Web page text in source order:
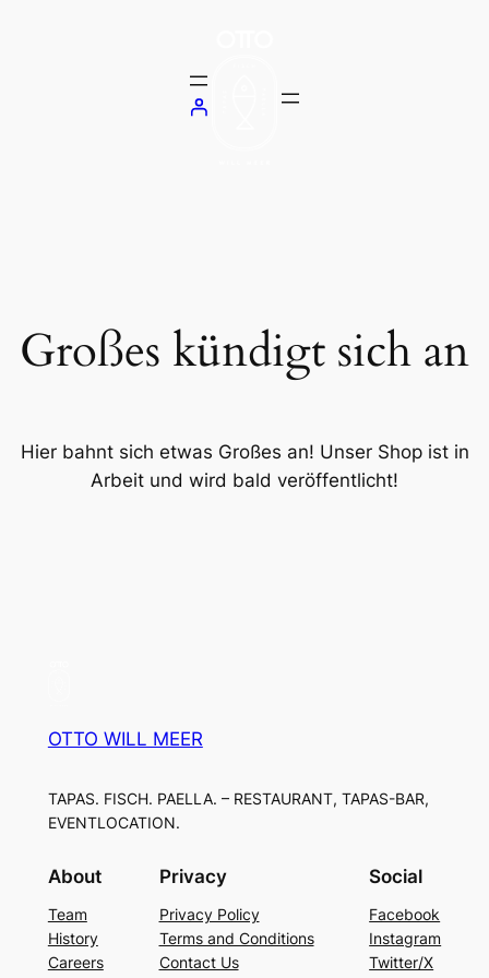
Großes kündigt sich an
Hier bahnt sich etwas Großes an! Unser Shop ist in
Arbeit und wird bald veröffentlicht!
OTTO WILL MEER
TAPAS. FISCH. PAELLA. – RESTAURANT, TAPAS-BAR,
EVENTLOCATION.
About
Team
History
Careers
Privacy
Privacy Policy
Terms and Conditions
Contact Us
Social
Facebook
Instagram
Twitter/X